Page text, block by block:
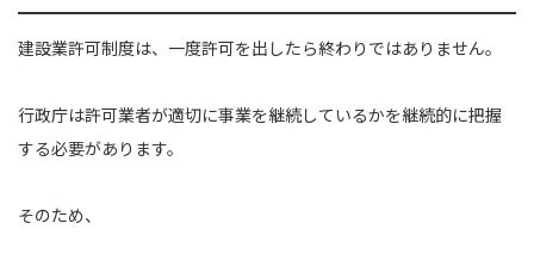
建設業許可制度は、一度許可を出したら終わりではありません。
行政庁は許可業者が適切に事業を継続しているかを継続的に把握
する必要があります。
そのため、